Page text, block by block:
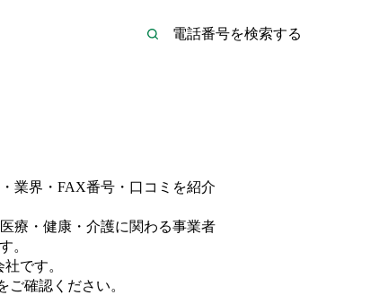
業界・FAX番号・口コミを紹介
医療・健康・介護に関わる事業者
。
社です。
ご確認ください。